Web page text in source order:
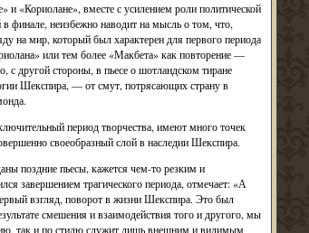
и «Кориолане», вместе с усилением роли политической
финале, неизбежно наводит на мысль о том, что,
на мир, который был характерен для первого периода
или тем более «Макбета» как повторение —
другой стороны, в пьесе о шотландском тиране
Шекспира, — от смут, потрясающих страну в
период творчества, имеют много точек
своеобразный слой в наследии Шекспира.
поздние пьесы, кажется чем-то резким и
завершением трагического периода, отмечает: «А
взгляд, поворот в жизни Шекспира. Это был
смешения и взаимодействия того и другого, мы
так и по стилю служит лишь внешним и видимым